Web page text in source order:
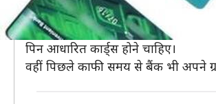
RBI ने 27 अगस्त 2015 को इस बारे में
केंद्रीय बैंक ने बैंकों को कार्ड बदलने के
पिन आधारित कार्ड्स होने चाहिए।
वहीं पिछले काफी समय से बैंक भी अपने